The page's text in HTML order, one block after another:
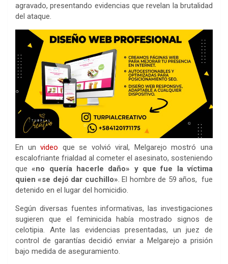
agravado, presentando evidencias que revelan la brutalidad
del ataque.
En unvideo que se volvió viral, Melgarejo mostró una
escalofriante frialdad al cometer el asesinato, sosteniendo
que«no quería hacerle daño» y que fue la víctima
quien «se dejó dar cuchillo». El hombre de 59 años, fue
detenido en el lugar del homicidio.
Según diversas fuentes informativas, las investigaciones
sugieren que el feminicida había mostrado signos de
celotipia. Ante las evidencias presentadas, un juez de
control de garantías decidió enviar a Melgarejo a prisión
bajo medida de aseguramiento.